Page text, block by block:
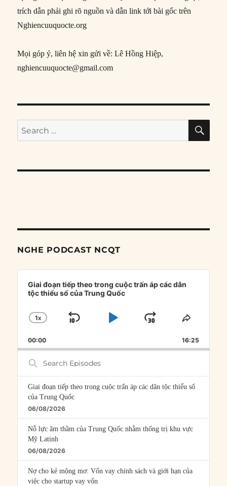
trích dẫn phải ghi rõ nguồn và dẫn link tới bài gốc trên
Nghiencuuquocte.org
Mọi góp ý, liên hệ xin gửi về: Lê Hồng Hiệp,
nghiencuuquocte@gmail.com
Search
for:
NGHE PODCAST NCQT
Audio
Player
Giai đoạn tiếp theo trong cuộc trấn áp các dân
tộc thiểu số của Trung Quốc
CHANGE
RATE
1X
SKIP
PLAYJUMP
FORWARD
SHARE
00:00 16:25
Search
Episodes
Giai đoạn tiếp theo trong cuộc trấn áp các dân tộc thiểu số
của Trung Quốc
06/08/2026
Nỗ lực âm thầm của Trung Quốc nhằm thống trị khu vực
Mỹ Latinh
06/08/2026
Nợ cho kẻ mộng mơ: Vốn vay chính sách và giới hạn của
việc cho startup vay vốn